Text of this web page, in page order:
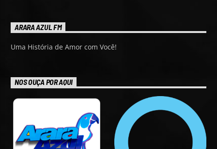
ARARA AZUL FM
Uma História de Amor com Você!
NOS OUÇA POR AQUI